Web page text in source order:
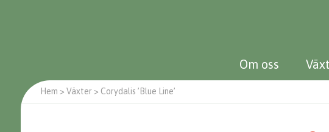
Om oss
Hem > Växter> Corydalis ’Blue Line’